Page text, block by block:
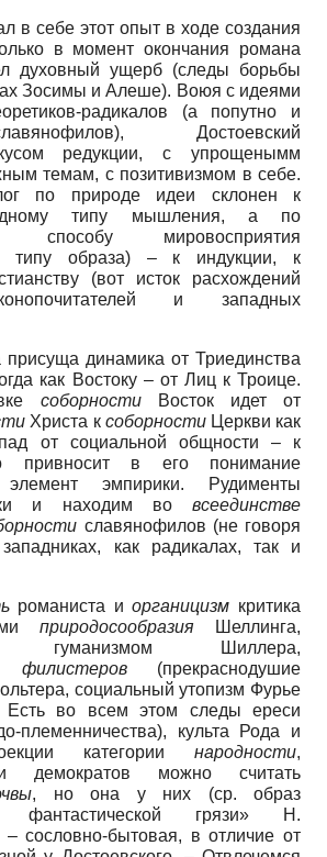
в себе этот опыт в ходе создания
в момент окончания романа
духовный ущерб (следы борьбы
Зосимы и Алеше). Воюя с идеями
радикалов (а попутно и
славянофилов), Достоевский
редукции, с упрощенымм
темам, с позитивизмом в себе.
по природе идеи склонен к
типу мышления, а по
способу мировосприятия
типу образа) – к индукции, к
(вот исток расхождений
и западных
динамика от Триединства
как Востоку – от Лиц к Троице.
соборностиВосток идет от
Христа к соборностиЦеркви как
от социальной общности – к
привносит в его понимание
эмпирики. Рудименты
и находим во всеединстве
славянофилов (не говоря
как радикалах, так и
романиста иорганицизм критика
природосообразия Шеллинга,
Шиллера,
филистеров (прекраснодушие
социальный утопизм Фурье
во всем этом следы ереси
племенничества), культа Рода и
категории народности,
можно считать
, но она у них (ср. образ
грязи» Н.
сословно-бытовая, в отличие от